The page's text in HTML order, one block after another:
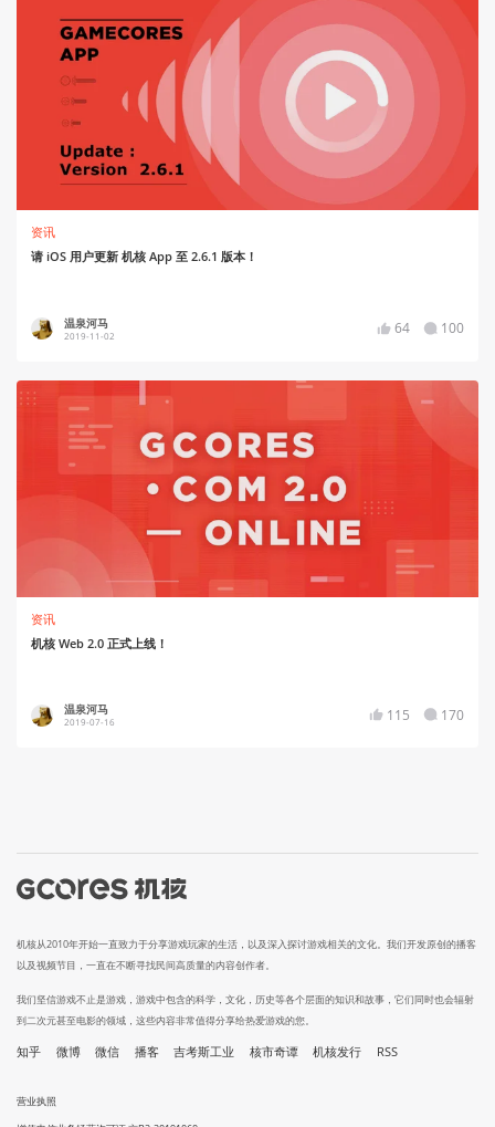
资讯
请 iOS 用户更新 机核 App 至 2.6.1 版本！
温泉河马
2019-11-02 64 100
资讯
机核 Web 2.0 正式上线！
温泉河马
2019-07-16 115 170
机核从2010年开始一直致力于分享游戏玩家的生活，以及深入探讨游戏相关的文化。我们开发原创的播客
以及视频节目，一直在不断寻找民间高质量的内容创作者。
我们坚信游戏不止是游戏，游戏中包含的科学，文化，历史等各个层面的知识和故事，它们同时也会辐射
到二次元甚至电影的领域，这些内容非常值得分享给热爱游戏的您。
知乎 微博 微信 播客 吉考斯工业 核市奇谭 机核发行 RSS
营业执照